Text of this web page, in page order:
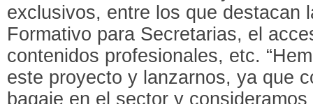
exclusivos, entre los que destacan
Formativo para Secretarias, el
contenidos profesionales, etc.
este proyecto y lanzarnos, ya que
bagaje en el sector y